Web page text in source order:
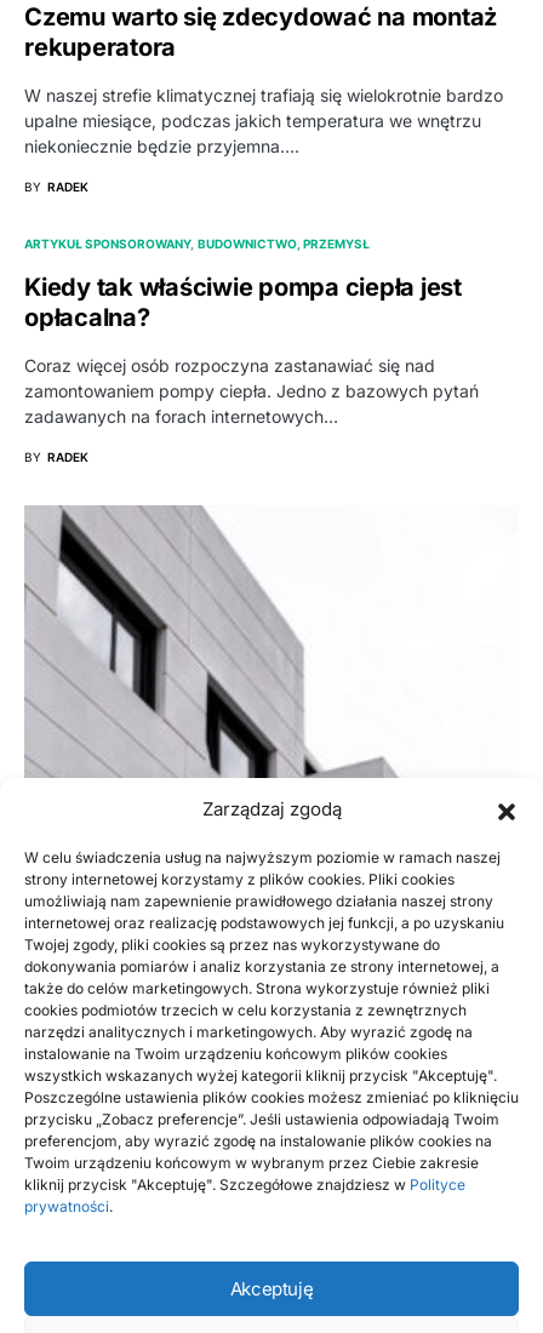
Zarządzaj zgodą
W celu świadczenia usług na najwyższym poziomie w ramach naszej
strony internetowej korzystamy z plików cookies. Pliki cookies
umożliwiają nam zapewnienie prawidłowego działania naszej strony
internetowej oraz realizację podstawowych jej funkcji, a po uzyskaniu
Twojej zgody, pliki cookies są przez nas wykorzystywane do
dokonywania pomiarów i analiz korzystania ze strony internetowej, a
także do celów marketingowych. Strona wykorzystuje również pliki
cookies podmiotów trzecich w celu korzystania z zewnętrznych
narzędzi analitycznych i marketingowych. Aby wyrazić zgodę na
instalowanie na Twoim urządzeniu końcowym plików cookies
wszystkich wskazanych wyżej kategorii kliknij przycisk "Akceptuję".
Poszczególne ustawienia plików cookies możesz zmieniać po kliknięciu
przycisku „Zobacz preferencje”. Jeśli ustawienia odpowiadają Twoim
preferencjom, aby wyrazić zgodę na instalowanie plików cookies na
Twoim urządzeniu końcowym w wybranym przez Ciebie zakresie
kliknij przycisk "Akceptuję". Szczegółowe znajdziesz w Polityce
prywatności.
Akceptuję
Czemu warto się zdecydować na montaż
rekuperatora
W naszej strefie klimatycznej trafiają się wielokrotnie bardzo
upalne miesiące, podczas jakich temperatura we wnętrzu
niekoniecznie będzie przyjemna.…
BY RADEK
ARTYKUŁ SPONSOROWANY BUDOWNICTWO, PRZEMYSŁ
Kiedy tak właściwie pompa ciepła jest
opłacalna?
Coraz więcej osób rozpoczyna zastanawiać się nad
zamontowaniem pompy ciepła. Jedno z bazowych pytań
zadawanych na forach internetowych…
BY RADEK
BUDOWNICTWO, PRZEMYSŁ
Jakie są sprawdzone sposoby na
czyszczenie metali
Oczyszczanie powierzchni metalowych to czynność, jaka
może sprawiać wrażenie prostej, lecz skuteczność będzie
zależała od właściwie wybranej techniki…
BY KUBA